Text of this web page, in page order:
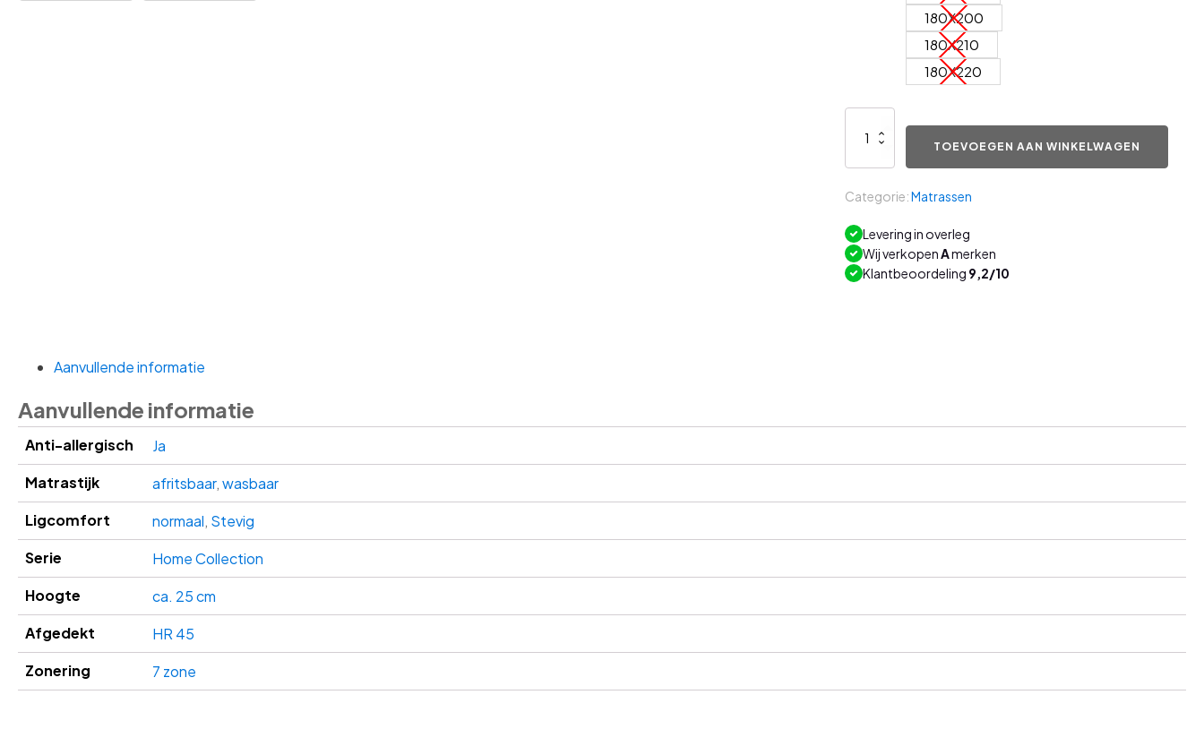
180X200
180X210
180X220
Collection
HR
aantal
TOEVOEGEN AAN WINKELWAGEN
Categorie:Matrassen
Levering in overleg
Wij verkopen Amerken
Klantbeoordeling 9,2/10
Aanvullende informatie
Aanvullende informatie
Anti-allergisch
Ja
Matrastijk
afritsbaar,wasbaar
Ligcomfort
normaal, Stevig
Serie
Home Collection
Hoogte
ca. 25 cm
Afgedekt
HR 45
Zonering
7 zone